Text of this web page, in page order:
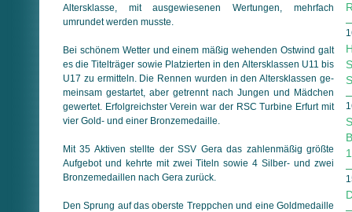
Altersklasse, mit ausgewiesenen Wertungen, mehrfach
umrundet werden musste.
Bei schönem Wetter und einem mäßig wehenden Ostwind galt
es die Titelträger sowie Platzierten in den Altersklassen U11 bis
U17 zu ermitteln. Die Rennen wurden in den Altersklassen ge­
mein­sam gestartet, aber getrennt nach Jungen und Mädchen
gewertet. Erfolgreichster Verein war der RSC Turbine Erfurt mit
vier Gold- und einer Bronzemedaille.
Mit 35 Aktiven stellte der SSV Gera das zahlenmäßig größte
Aufgebot und kehrte mit zwei Titeln sowie 4 Silber- und zwei
Bronzemedaillen nach Gera zurück.
Den Sprung auf das oberste Treppchen und eine Goldmedaille